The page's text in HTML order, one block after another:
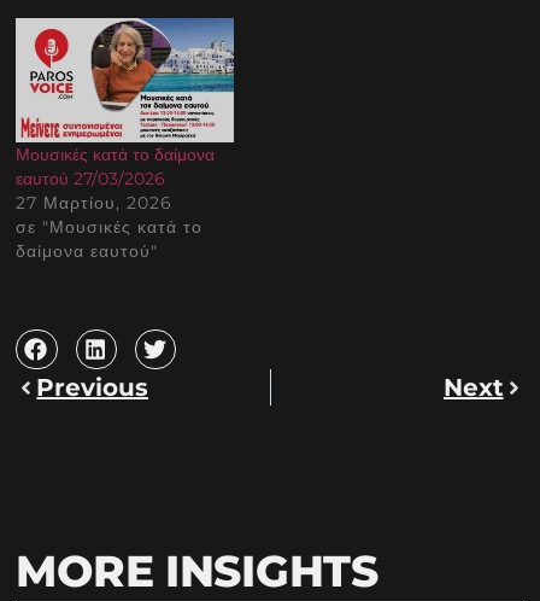
Μουσικές κατά το δαίμονα
εαυτού 27/03/2026
27 Μαρτίου, 2026
σε "Μουσικές κατά το
δαίμονα εαυτού"
Previous Next
MORE INSIGHTS